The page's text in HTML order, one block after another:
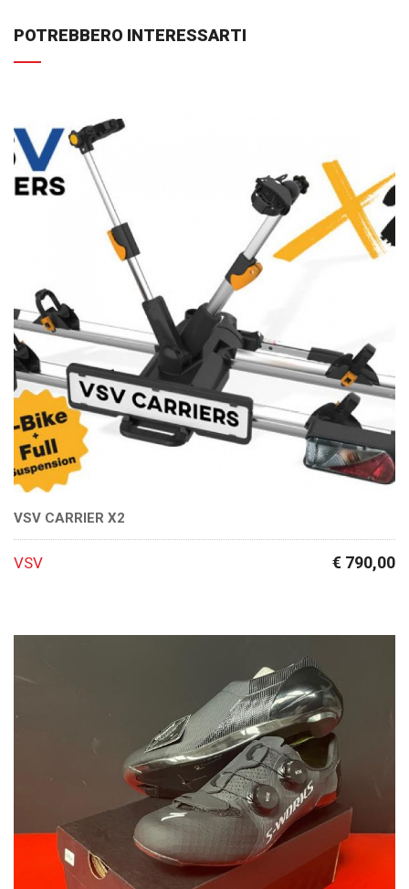
POTREBBERO INTERESSARTI
VSV CARRIER X2
VSV € 790,00